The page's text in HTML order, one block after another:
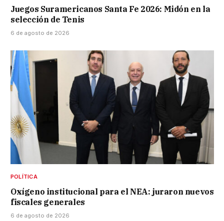
Juegos Suramericanos Santa Fe 2026: Midón en la
selección de Tenis
6 de agosto de 2026
POLÍTICA
Oxígeno institucional para el NEA: juraron nuevos
fiscales generales
6 de agosto de 2026